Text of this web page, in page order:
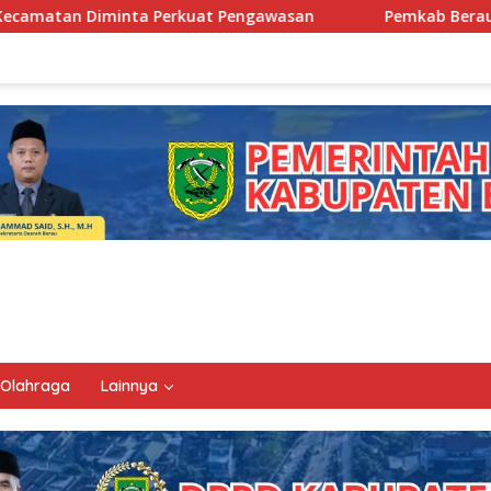
Pemkab Berau Siapkan Regenerasi
Olahraga Lainnya